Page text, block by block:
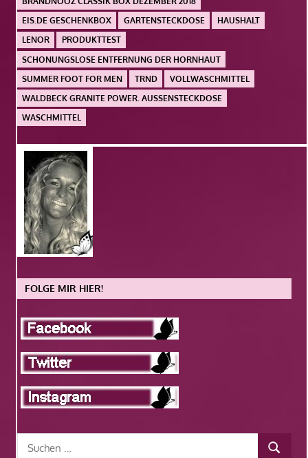
EIS.DE GESCHENKBOX
GARTENSTECKDOSE
HAUSHALT
LENOR
PRODUKTTEST
SCHONUNGSLOSE ENTFERNUNG DER HORNHAUT
SUMMER FOOT FOR MEN
TRND
VOLLWASCHMITTEL
WALDBECK GRANITE POWER. AUSSENSTECKDOSE
WASCHMITTEL
FOLGE MIR HIER!